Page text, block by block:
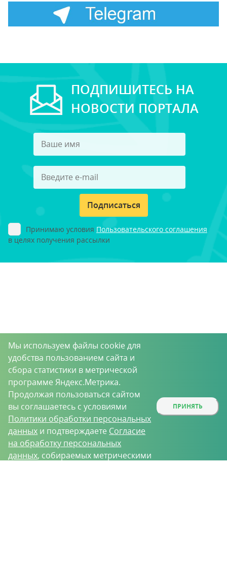
ПОДПИШИТЕСЬ НА
НОВОСТИ ПОРТАЛА
Подписаться
Принимаю условия Пользовательского соглашения
в целях получения рассылки
Мы используем файлы cookie для
удобства пользованием сайта и
сбора статистики в метрической
программе Яндекс.Метрика.
Продолжая пользоваться сайтом
вы соглашаетесь с условиями
Политики обработки персональных
данных и подтверждаете Согласие
на обработку персональных
данных, собираемых метрическими
ПРИНЯТЬ